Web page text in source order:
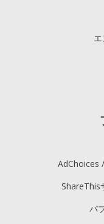
AdChoices
ShareThis
パ